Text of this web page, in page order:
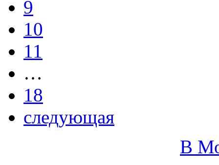
9
10
11
…
18
следующая
В